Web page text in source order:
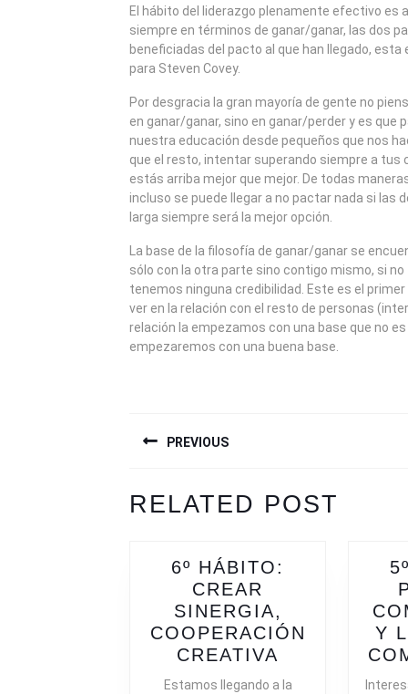
El hábito del liderazgo plenamente efectivo es
siempre en términos de ganar/ganar, las dos
beneficiadas del pacto al que han llegado, esta
para Steven Covey.
Por desgracia la gran mayoría de gente no
en ganar/ganar, sino en ganar/perder y es que
nuestra educación desde pequeños que nos
que el resto, intentar superando siempre a tus
estás arriba mejor que mejor. De todas
incluso se puede llegar a no pactar nada si las
larga siempre será la mejor opción.
La base de la filosofía de ganar/ganar se
sólo con la otra parte sino contigo mismo, si
tenemos ninguna credibilidad. Este es el
ver en la relación con el resto de personas
relación la empezamos con una base que no
empezaremos con una buena base.
DE
ENTRADAS
PREVIOUS
post:
RELATED POST
6º HÁBITO:
CREAR
SINERGIA,
COOPERACIÓN
CREATIVA
HÁBITO:
Estamos llegando a la
Y